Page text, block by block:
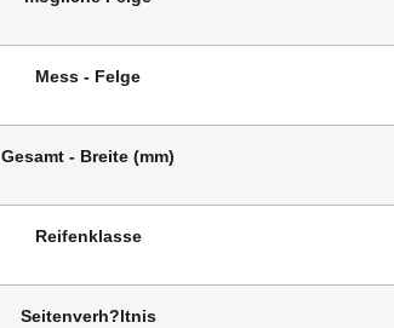
Mess - Felge
Gesamt - Breite (mm)
Reifenklasse
Seitenverh?ltnis